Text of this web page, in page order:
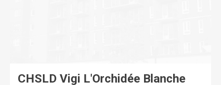
CHSLD Vigi L'Orchidée Blanche